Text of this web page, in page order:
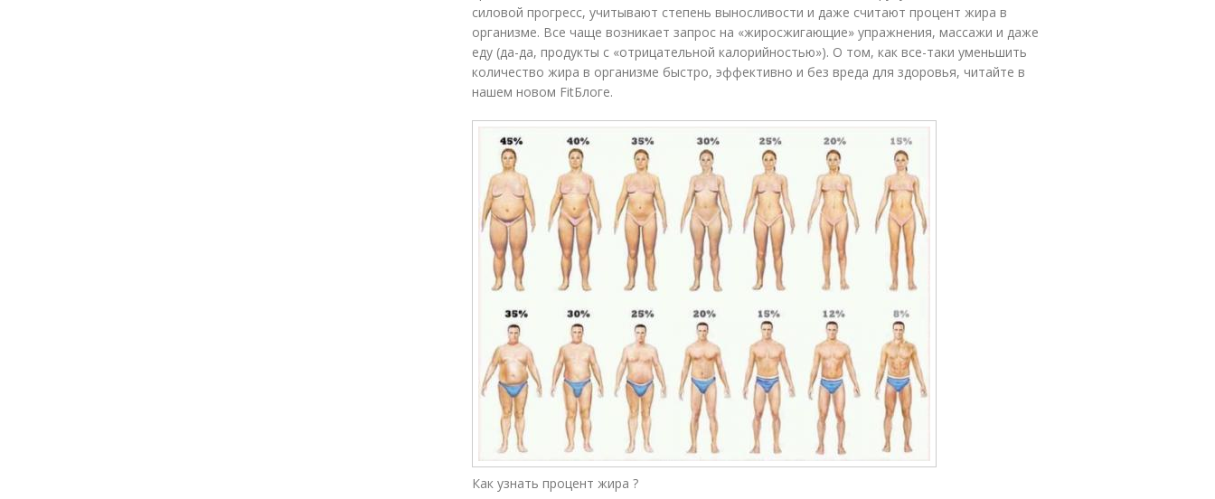
силовой прогресс, учитывают степень выносливости и даже считают процент жира в
организме. Все чаще возникает запрос на «жиросжигающие» упражнения, массажи и даже
еду (да-да, продукты с «отрицательной калорийностью»). О том, как все-таки уменьшить
количество жира в организме быстро, эффективно и без вреда для здоровья, читайте в
нашем новом FitБлоге.
Как узнать процент жира ?